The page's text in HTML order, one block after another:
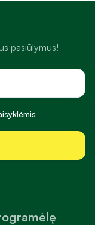
pasiūlymus!